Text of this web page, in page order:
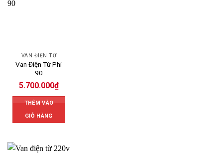
VAN ĐIỆN TỪ
Van Điện Từ Phi
90
5.700.000₫
THÊM VÀO
GIỎ HÀNG